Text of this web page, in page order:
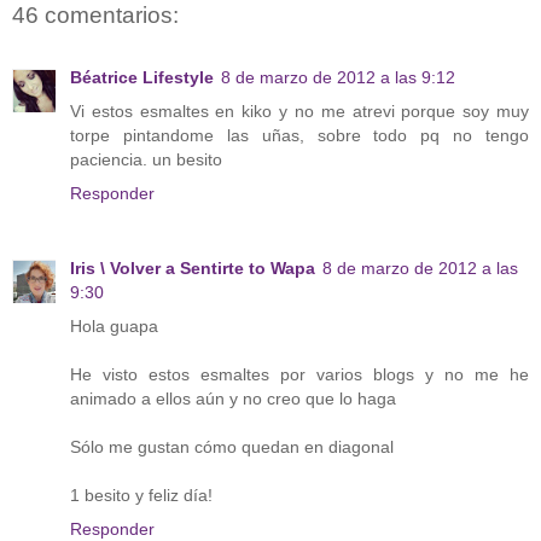
46 comentarios:
Béatrice Lifestyle 8 de marzo de 2012 a las 9:12
Vi estos esmaltes en kiko y no me atrevi porque soy muy
torpe pintandome las uñas, sobre todo pq no tengo
paciencia. un besito
Responder
Iris \ Volver a Sentirte to Wapa 8 de marzo de 2012 a las
9:30
Hola guapa
He visto estos esmaltes por varios blogs y no me he
animado a ellos aún y no creo que lo haga
Sólo me gustan cómo quedan en diagonal
1 besito y feliz día!
Responder